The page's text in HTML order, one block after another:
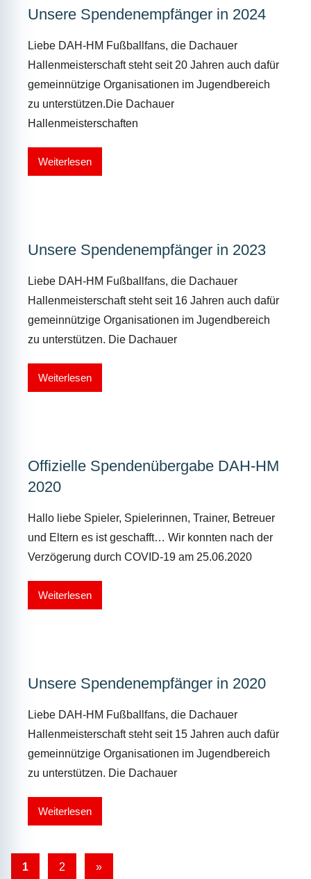
Unsere Spendenempfänger in 2024
Liebe DAH-HM Fußballfans, die Dachauer
Hallenmeisterschaft steht seit 20 Jahren auch dafür
gemeinnützige Organisationen im Jugendbereich
zu unterstützen.Die Dachauer
Hallenmeisterschaften
Weiterlesen
Unsere Spendenempfänger in 2023
Liebe DAH-HM Fußballfans, die Dachauer
Hallenmeisterschaft steht seit 16 Jahren auch dafür
gemeinnützige Organisationen im Jugendbereich
zu unterstützen. Die Dachauer
Weiterlesen
Offizielle Spendenübergabe DAH-HM
2020
Hallo liebe Spieler, Spielerinnen, Trainer, Betreuer
und Eltern es ist geschafft… Wir konnten nach der
Verzögerung durch COVID-19 am 25.06.2020
Weiterlesen
Unsere Spendenempfänger in 2020
Liebe DAH-HM Fußballfans, die Dachauer
Hallenmeisterschaft steht seit 15 Jahren auch dafür
gemeinnützige Organisationen im Jugendbereich
zu unterstützen. Die Dachauer
Weiterlesen
Seitennummerierung
1 2
Nächste
»